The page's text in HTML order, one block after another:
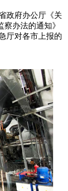
政府办公厅《关
办法的通知》
厅对各市上报的